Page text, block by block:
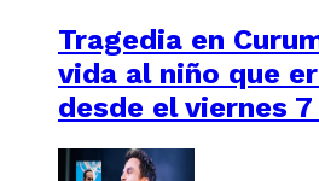
Tragedia en
vida al niño que
desde el viernes